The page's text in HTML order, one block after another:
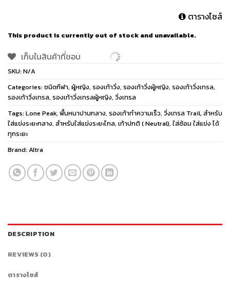
ตารางไซส์
This product is currently out of stock and unavailable.
เก็บในสินค้าที่ชอบ
SKU:N/A
Categories:ชนิดกีฬา, ผู้หญิง, รองเท้าวิ่ง, รองเท้าวิ่งผู้หญิง, รองเท้าวิ่งเทรล,
รองเท้าวิ่งเทรล, รองเท้าวิ่งเทรลผู้หญิง, วิ่งเทรล
Tags:Lone Peak, พื้นหนาปานกลาง, รองเท้าทำความเร็ว, วิ่งเทรล Trail, สำหรับ
ใส่แข่งระยะกลาง, สำหรับใส่แข่งระยะไกล, เท้าปกติ ( Neutral), ใส่ซ้อม ใส่แข่ง ได้
ทุกระยะ
Brand:Altra
DESCRIPTION
REVIEWS (0)
ตารางไซส์